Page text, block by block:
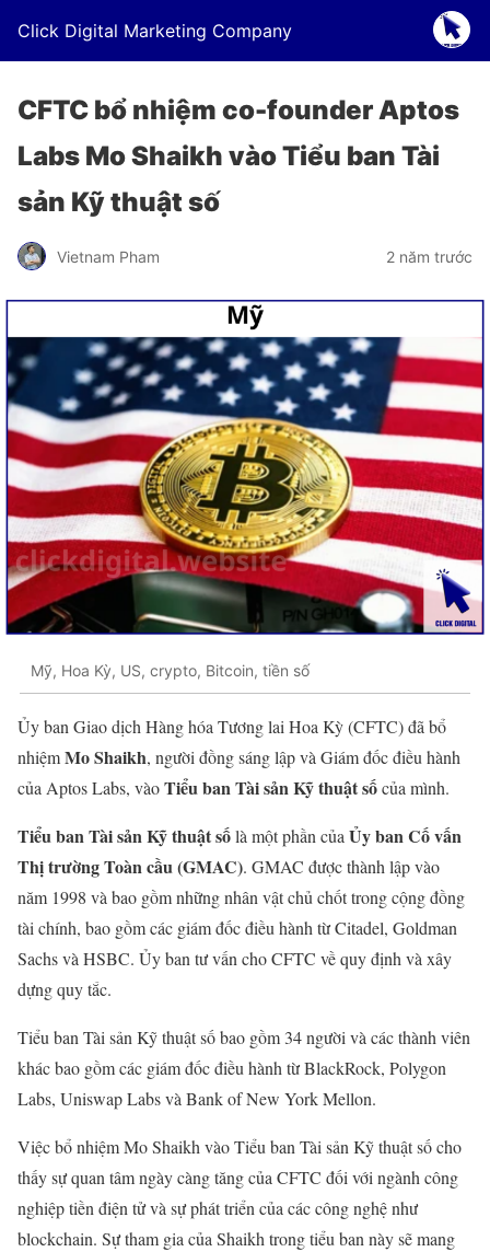
Click Digital Marketing Company
CFTC bổ nhiệm co-founder Aptos
Labs Mo Shaikh vào Tiểu ban Tài
sản Kỹ thuật số
Vietnam Pham 2 năm trước
Mỹ, Hoa Kỳ, US, crypto, Bitcoin, tiền số
Ủy ban Giao dịch Hàng hóa Tương lai Hoa Kỳ (CFTC) đã bổ
nhiệmMo Shaikh, người đồng sáng lập và Giám đốc điều hành
của Aptos Labs, vàoTiểu ban Tài sản Kỹ thuật sốcủa mình.
Tiểu ban Tài sản Kỹ thuật sốlà một phần củaỦy ban Cố vấn
Thị trường Toàn cầu (GMAC). GMAC được thành lập vào
năm 1998 và bao gồm những nhân vật chủ chốt trong cộng đồng
tài chính, bao gồm các giám đốc điều hành từ Citadel, Goldman
Sachs và HSBC. Ủy ban tư vấn cho CFTC về quy định và xây
dựng quy tắc.
Tiểu ban Tài sản Kỹ thuật số bao gồm 34 người và các thành viên
khác bao gồm các giám đốc điều hành từ BlackRock, Polygon
Labs, Uniswap Labs và Bank of New York Mellon.
Việc bổ nhiệm Mo Shaikh vào Tiểu ban Tài sản Kỹ thuật số cho
thấy sự quan tâm ngày càng tăng của CFTC đối với ngành công
nghiệp tiền điện tử và sự phát triển của các công nghệ như
blockchain. Sự tham gia của Shaikh trong tiểu ban này sẽ mang